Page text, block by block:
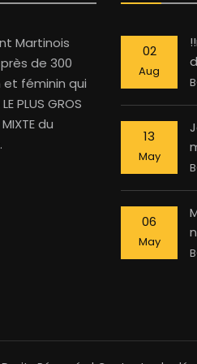
Martinois
de 300
et féminin qui
PLUS GROS
MIXTE du
02
Aug
13
May
06
May